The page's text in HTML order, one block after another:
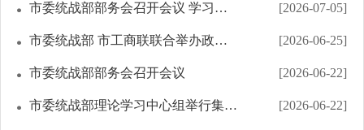
[2026-07-05]
市委统战部部务会召开会议 学习贯彻习近平总书记在庆祝中国共产党成立105周年大会...
[2026-06-25]
市委统战部 市工商联联合举办政银企亲清恳谈圆桌会
[2026-06-22]
市委统战部部务会召开会议
[2026-06-22]
市委统战部理论学习中心组举行集体学习